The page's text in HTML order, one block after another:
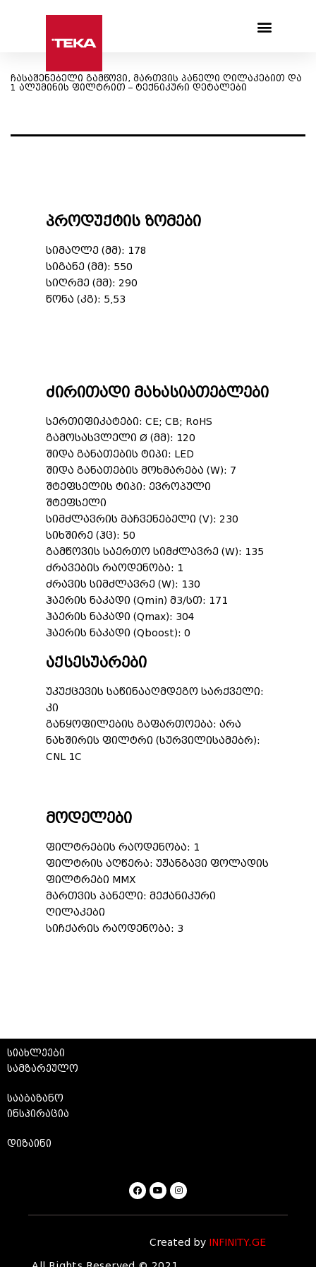
ჩასაშენებელი გამწოვი, მართვის პანელი ღილაკებით და
1 ალუმინის ფილტრით – ტექნიკური დეტალები
პროდუქტის ზომები
სიმაღლე (მმ): 178
სიგანე (მმ): 550
სიღრმე (მმ): 290
წონა (კგ): 5,53
ძირითადი მახასიათებლები
სერთიფიკატები: CE; CB; RoHS
გამოსასვლელი Ø (მმ): 120
შიდა განათების ტიპი: LED
შიდა განათების მოხმარება (W): 7
შტეფსელის ტიპი: ევროპული
შტეფსელი
სიმძლავრის მაჩვენებელი (V): 230
სიხშირე (ჰც): 50
გამწოვის საერთო სიმძლავრე (W): 135
ძრავების რაოდენობა: 1
ძრავის სიმძლავრე (W): 130
ჰაერის ნაკადი (Qmin) მ3/სთ: 171
ჰაერის ნაკადი (Qmax): 304
ჰაერის ნაკადი (Qboost): 0
აქსესუარები
უკუქცევის საწინააღმდეგო სარქველი:
კი
განყოფილების გაფართოება: არა
ნახშირის ფილტრი (სურვილისამებრ):
CNL 1C
მოდელები
ფილტრების რაოდენობა: 1
ფილტრის აღწერა: უჟანგავი ფოლადის
ფილტრები MMX
მართვის პანელი: მექანიკური
ღილაკები
სიჩქარის რაოდენობა: 3
სიახლეები
სამზარეულო
სააბაზანო
ინსპირაცია
დიზაინი
Created by INFINITY.GE